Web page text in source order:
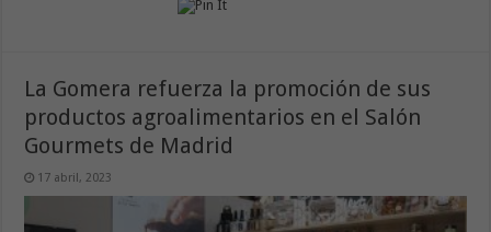
La Gomera refuerza la promoción de sus
productos agroalimentarios en el Salón
Gourmets de Madrid
17 abril, 2023